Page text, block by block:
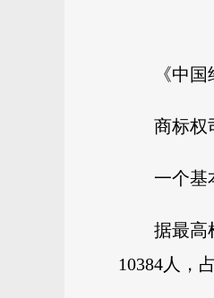
《中
商标权
一个基
据最高
10384人，